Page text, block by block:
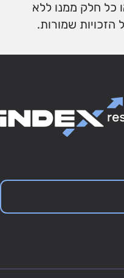
כל חלק ממנו ללא
שמורות.